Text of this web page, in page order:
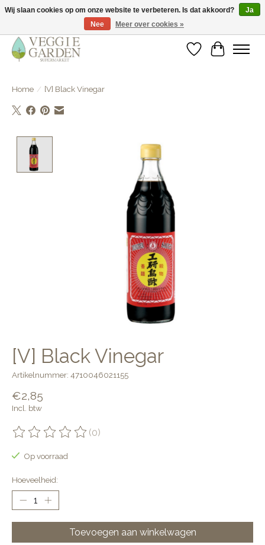
vegan & veggie products | free store pick-up
Verlanglijst
Home / [V] Black Vinegar
Product image slideshow Items
[V] Black Vinegar
Artikelnummer: 4710046021155
€2,85
Incl. btw
De beoordeling van dit product is
(0)
Op voorraad
Hoeveelheid:
Toevoegen aan winkelwagen
Wij slaan cookies op om onze website te verbeteren. Is dat akkoord?
Ja
Nee
Meer over cookies »